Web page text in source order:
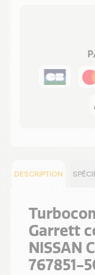
DESCRIPTION
Garrett
NISSAN
767851-